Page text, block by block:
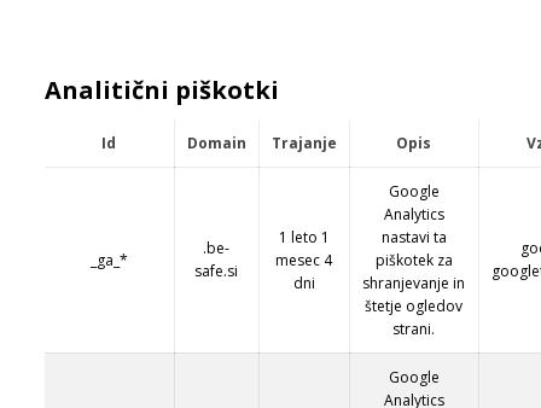
Analitični piškotki
Id Domain Trajanje Opis
_ga_*
.be-
safe.si
1 leto 1
mesec 4
dni
Google
Analytics
nastavi ta
piškotek za
shranjevanje in
štetje ogledov
strani.
Google
Analytics